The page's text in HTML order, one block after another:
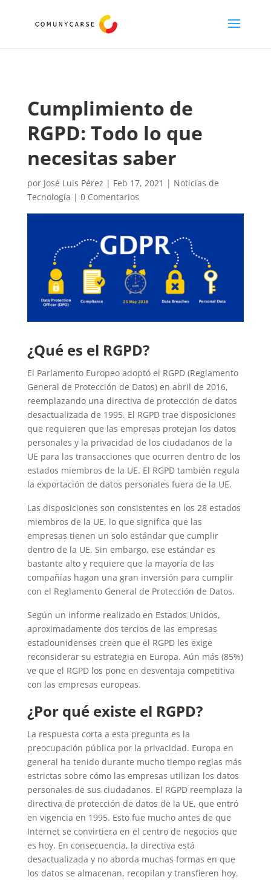
Cumplimiento de
RGPD: Todo lo que
necesitas saber
por José Luis Pérez | Feb 17, 2021 | Noticias de
Tecnología | 0 Comentarios
¿Qué es el RGPD?
El Parlamento Europeo adoptó el RGPD (Reglamento
General de Protección de Datos) en abril de 2016,
reemplazando una directiva de protección de datos
desactualizada de 1995. El RGPD trae disposiciones
que requieren que las empresas protejan los datos
personales y la privacidad de los ciudadanos de la
UE para las transacciones que ocurren dentro de los
estados miembros de la UE. El RGPD también regula
la exportación de datos personales fuera de la UE.
Las disposiciones son consistentes en los 28 estados
miembros de la UE, lo que significa que las
empresas tienen un solo estándar que cumplir
dentro de la UE. Sin embargo, ese estándar es
bastante alto y requiere que la mayoría de las
compañías hagan una gran inversión para cumplir
con el Reglamento General de Protección de Datos.
Según un informe realizado en Estados Unidos,
aproximadamente dos tercios de las empresas
estadounidenses creen que el RGPD les exige
reconsiderar su estrategia en Europa. Aún más (85%)
ve que el RGPD los pone en desventaja competitiva
con las empresas europeas.
¿Por qué existe el RGPD?
La respuesta corta a esta pregunta es la
preocupación pública por la privacidad. Europa en
general ha tenido durante mucho tiempo reglas más
estrictas sobre cómo las empresas utilizan los datos
personales de sus ciudadanos. El RGPD reemplaza la
directiva de protección de datos de la UE, que entró
en vigencia en 1995. Esto fue mucho antes de que
Internet se convirtiera en el centro de negocios que
es hoy. En consecuencia, la directiva está
desactualizada y no aborda muchas formas en que
los datos se almacenan, recopilan y transfieren hoy.